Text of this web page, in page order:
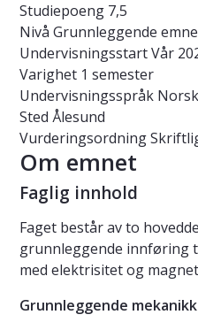
Studiepoeng 7,5
Nivå Grunnleggende
UndervisningsstartVår
Varighet 1 semester
Undervisningsspråk Norsk
Sted Ålesund
Vurderingsordning
Om emnet
Faglig innhold
Faget består av to
grunnleggende innføring
med elektrisitet og
Grunnleggende mekanikk